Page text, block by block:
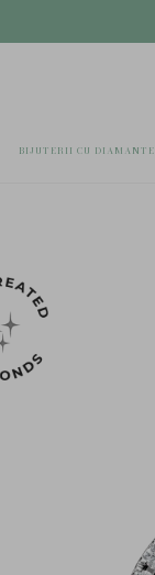
BIJUTERII CU DIAMANTE